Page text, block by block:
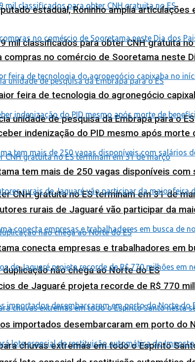
mil classificados para obter CNH gratuita no
unidade de pesquisa da Embrapa para o ES
CNH gratuita no ES terminam em 31 de
não chega ao Norte do ES
chuvas extremas em todo o Espírito
estadual, Roninho amplia articulações
compras no comércio de Sooretama neste
feira de tecnologia do agronegócio
indenização do PID mesmo após
tem mais de 250 vagas disponíveis com
rurais de Jaguaré vão participar da
conecta empresas e trabalhadores em
de Jaguaré projeta recorde de R$ 770
importados desembarcaram em porto do